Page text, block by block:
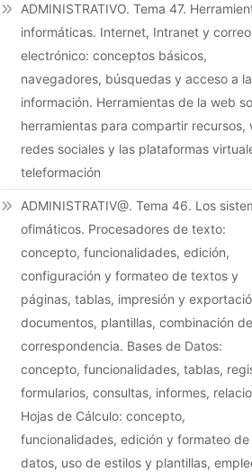
ADMINISTRATIVO. Tema 47.
informáticas. Internet, Intranet y correo
electrónico: conceptos básicos,
navegadores, búsquedas y acceso a la
información. Herramientas de la web
herramientas para compartir recursos,
redes sociales y las plataformas
teleformación
ADMINISTRATIV@. Tema 46. Los
ofimáticos. Procesadores de texto:
concepto, funcionalidades, edición,
configuración y formateo de textos y
páginas, tablas, impresión y
documentos, plantillas, combinación de
correspondencia. Bases de Datos:
concepto, funcionalidades, tablas,
formularios, consultas, informes,
Hojas de Cálculo: concepto,
funcionalidades, edición y formateo de
datos, uso de estilos y plantillas,